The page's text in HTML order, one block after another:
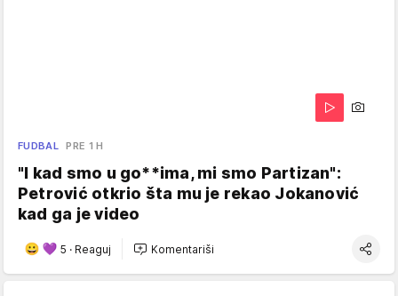
FUDBAL PRE 1 H
"I kad smo u go**ima, mi smo Partizan":
Petrović otkrio šta mu je rekao Jokanović
kad ga je video
5 · Reaguj Komentariši